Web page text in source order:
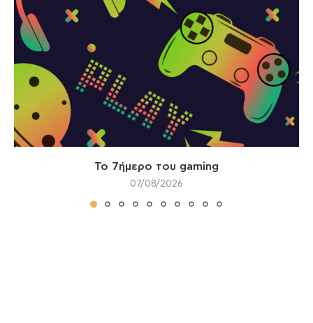
Το 7ήμερο του gaming
07/08/2026